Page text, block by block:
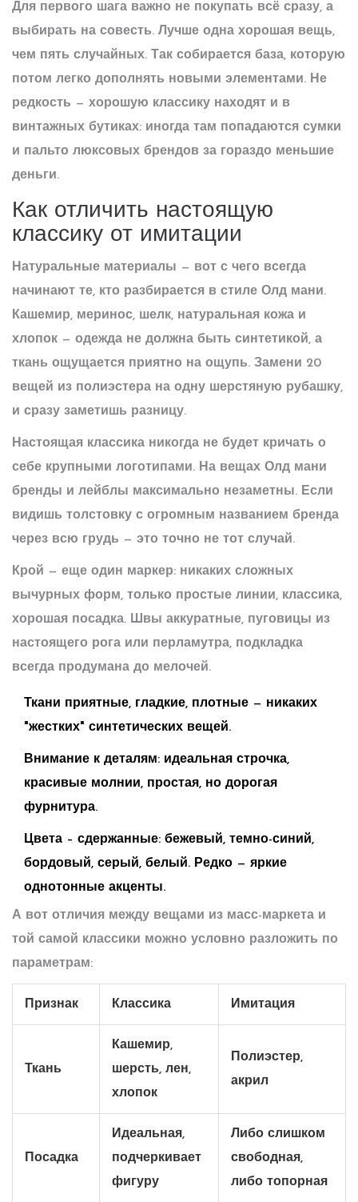
Для первого шага важно не покупать всё сразу, а
выбирать на совесть. Лучше одна хорошая вещь,
чем пять случайных. Так собирается база, которую
потом легко дополнять новыми элементами. Не
редкость — хорошую классику находят и в
винтажных бутиках: иногда там попадаются сумки
и пальто люксовых брендов за гораздо меньшие
деньги.
Как отличить настоящую
классику от имитации
Натуральные материалы — вот с чего всегда
начинают те, кто разбирается в стиле Олд мани.
Кашемир, меринос, шелк, натуральная кожа и
хлопок — одежда не должна быть синтетикой, а
ткань ощущается приятно на ощупь. Замени 20
вещей из полиэстера на одну шерстяную рубашку,
и сразу заметишь разницу.
Настоящая классика никогда не будет кричать о
себе крупными логотипами. На вещах Олд мани
бренды и лейблы максимально незаметны. Если
видишь толстовку с огромным названием бренда
через всю грудь — это точно не тот случай.
Крой — еще один маркер: никаких сложных
вычурных форм, только простые линии, классика,
хорошая посадка. Швы аккуратные, пуговицы из
настоящего рога или перламутра, подкладка
всегда продумана до мелочей.
Ткани приятные, гладкие, плотные — никаких
"жестких" синтетических вещей.
Внимание к деталям: идеальная строчка,
красивые молнии, простая, но дорогая
фурнитура.
Цвета – сдержанные: бежевый, темно-синий,
бордовый, серый, белый. Редко — яркие
однотонные акценты.
А вот отличия между вещами из масс-маркета и
той самой классики можно условно разложить по
параметрам:
Признак Классика Имитация
Ткань
Кашемир,
шерсть, лен,
хлопок
Полиэстер,
акрил
Посадка
Идеальная,
подчеркивает
фигуру
Либо слишком
свободная,
либо топорная